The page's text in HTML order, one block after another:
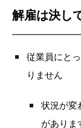
解雇は決し
従業員にと
りません
状況が変
がありま